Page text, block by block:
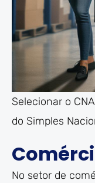
Selecionar o
do Simples
No setor de